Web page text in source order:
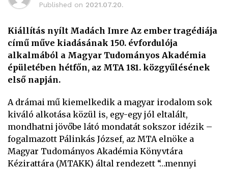
Published on 2021.07.20.
Kiállítás nyílt Madách Imre Az ember tragédiája
című műve kiadásának 150. évfordulója
alkalmából a Magyar Tudományos Akadémia
épületében hétfőn, az MTA 181. közgyűlésének
első napján.
A drámai mű kiemelkedik a magyar irodalom sok
kiváló alkotása közül is, egy-egy jól eltalált,
mondhatni jövőbe látó mondatát sokszor idézik –
fogalmazott Pálinkás József, az MTA elnöke a
Magyar Tudományos Akadémia Könyvtára
Kézirattára (MTAKK) által rendezett “…mennyi